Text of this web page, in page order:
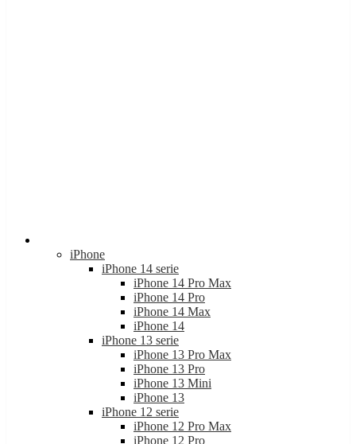
iPhone
iPhone 14 serie
iPhone 14 Pro Max
iPhone 14 Pro
iPhone 14 Max
iPhone 14
iPhone 13 serie
iPhone 13 Pro Max
iPhone 13 Pro
iPhone 13 Mini
iPhone 13
iPhone 12 serie
iPhone 12 Pro Max
iPhone 12 Pro